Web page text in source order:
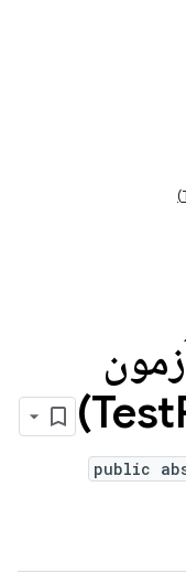
public